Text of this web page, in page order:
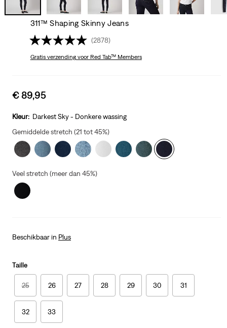
311™ Shaping Skinny Jeans
(2878)
Gratis verzendingvoor Red Tab™ Members
Sale
is
€ 89,95
Kleur: Darkest Sky - Donkere wassing
Gemiddelde stretch (21 tot 45%)
Veel stretch (meer dan 45%)
Beschikbaar in Plus
Taille
25 26 27 28 29 30 31
32 33